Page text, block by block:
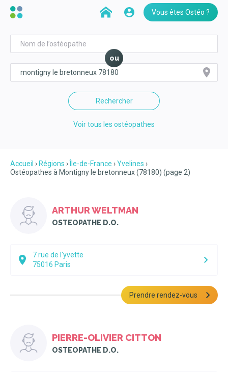
Vous êtes Ostéo ?
ou
Rechercher
Voir tous les ostéopathes
Accueil Régions Île-de-France
Yvelines
Ostéopathes à Montigny le bretonneux (78180) (page 2)
ARTHUR WELTMAN
OSTEOPATHE D.O.
7 rue de l'yvette
75016 Paris
Prendre rendez-vous
PIERRE-OLIVIER CITTON
OSTEOPATHE D.O.